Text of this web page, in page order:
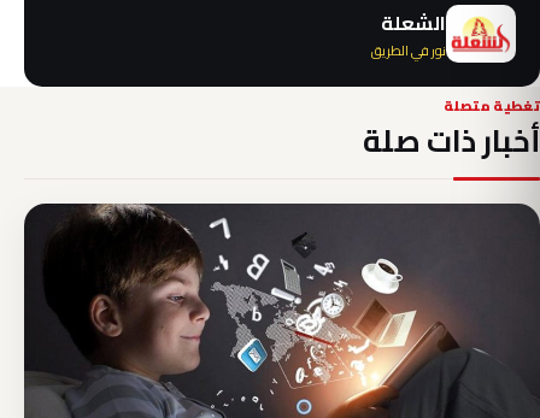
الشعلة
نور في الطريق
تغطية متصلة
أخبار ذات صلة